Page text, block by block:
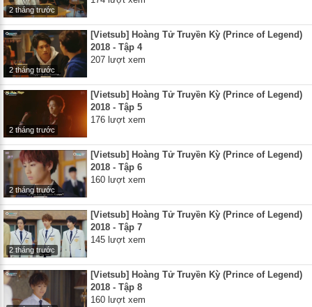
2 tháng trước
2 tháng trước
[Vietsub] Hoàng Tử Truyền Kỳ (Prince of Legend)
2018 - Tập 4
207 lượt xem
2 tháng trước
[Vietsub] Hoàng Tử Truyền Kỳ (Prince of Legend)
2018 - Tập 5
176 lượt xem
2 tháng trước
[Vietsub] Hoàng Tử Truyền Kỳ (Prince of Legend)
2018 - Tập 6
160 lượt xem
2 tháng trước
[Vietsub] Hoàng Tử Truyền Kỳ (Prince of Legend)
2018 - Tập 7
145 lượt xem
[Vietsub] Hoàng Tử Truyền Kỳ (Prince of Legend)
2018 - Tập 8
160 lượt xem